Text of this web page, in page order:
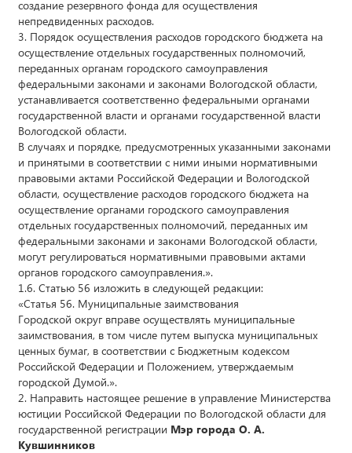
создание резервного фонда для осуществления
непредвиденных расходов.
3. Порядок осуществления расходов городского бюджета на
осуществление отдельных государственных полномочий,
переданных органам городского самоуправления
федеральными законами и законами Вологодской области,
устанавливается соответственно федеральными органами
государственной власти и органами государственной власти
Вологодской области.
В случаях и порядке, предусмотренных указанными законами
и принятыми в соответствии с ними иными нормативными
правовыми актами Российской Федерации и Вологодской
области, осуществление расходов городского бюджета на
осуществление органами городского самоуправления
отдельных государственных полномочий, переданных им
федеральными законами и законами Вологодской области,
могут регулироваться нормативными правовыми актами
органов городского самоуправления.».
1.6. Статью 56 изложить в следующей редакции:
«Статья 56. Муниципальные заимствования
Городской округ вправе осуществлять муниципальные
заимствования, в том числе путем выпуска муниципальных
ценных бумаг, в соответствии с Бюджетным кодексом
Российской Федерации и Положением, утверждаемым
городской Думой.».
2. Направить настоящее решение в управление Министерства
юстиции Российской Федерации по Вологодской области для
государственной регистрации Мэр города О. А.
Кувшинников